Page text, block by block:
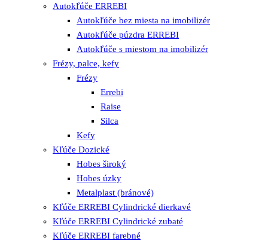
Autokľúče ERREBI
Autokľúče bez miesta na imobilizér
Autokľúče púzdra ERREBI
Autokľúče s miestom na imobilizér
Frézy, palce, kefy
Frézy
Errebi
Raise
Silca
Kefy
Kľúče Dozické
Hobes široký
Hobes úzky
Metalplast (bránové)
Kľúče ERREBI Cylindrické dierkavé
Kľúče ERREBI Cylindrické zubaté
Kľúče ERREBI farebné